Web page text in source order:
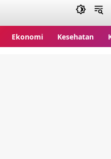
Ekonomi Kesehatan